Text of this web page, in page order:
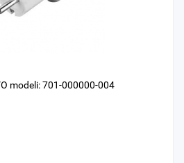
modeli: 701-000000-004